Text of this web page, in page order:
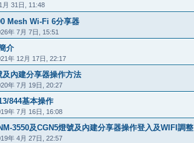
月 31日, 11:48
Mesh Wi-Fi 6分享器
年 7月 7日, 15:51
介
年 12月 17日, 22:17
及內建分享器操作方法
年 7月 19日, 20:27
844基本操作
年 7月 16日, 16:08
3550及CGN5燈號及內建分享器操作登入及WIFI調整
年 4月 27日, 22:57